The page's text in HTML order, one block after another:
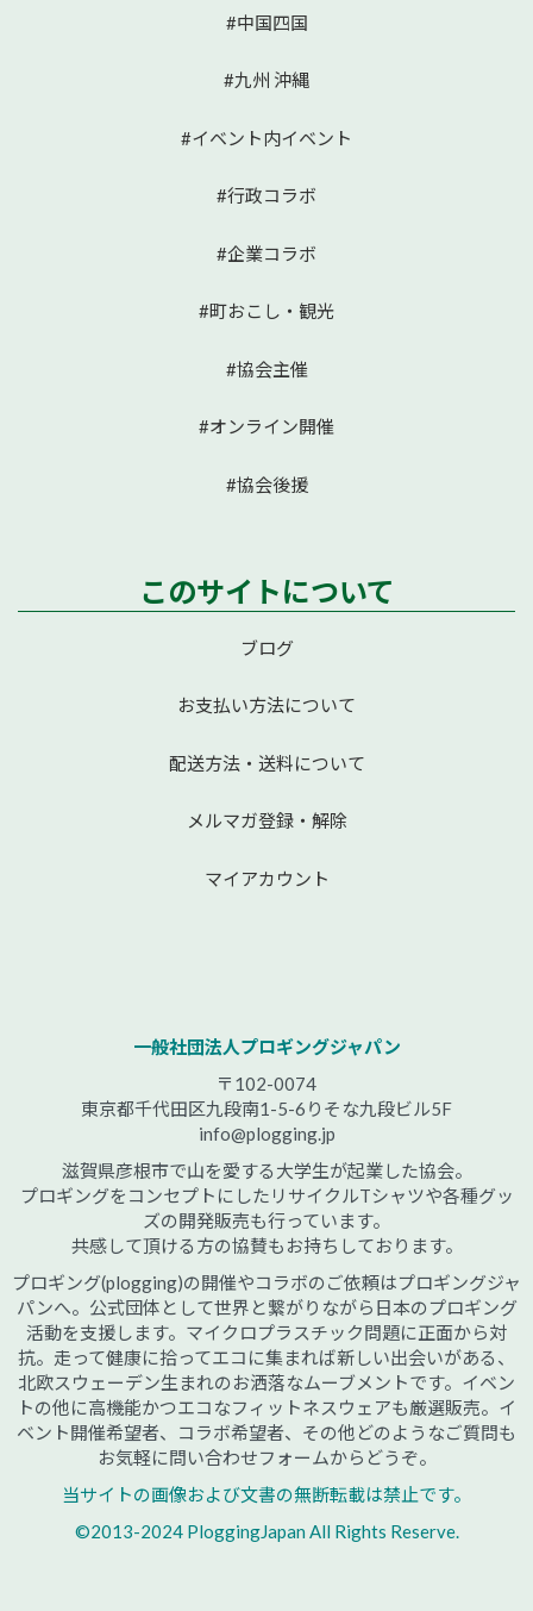
#中国四国
#九州 沖縄
#イベント内イベント
#行政コラボ
#企業コラボ
#町おこし・観光
#協会主催
#オンライン開催
#協会後援
このサイトについて
ブログ
お支払い方法について
配送方法・送料について
メルマガ登録・解除
マイアカウント
一般社団法人プロギングジャパン
〒102-0074
東京都千代田区九段南1-5-6りそな九段ビル5F
info@plogging.jp
滋賀県彦根市で山を愛する大学生が起業した協会。
プロギングをコンセプトにしたリサイクルTシャツや各種グッ
ズの開発販売も行っています。
共感して頂ける方の協賛もお持ちしております。
プロギング(plogging)の開催やコラボのご依頼はプロギングジャ
パンへ。公式団体として世界と繋がりながら日本のプロギング
活動を支援します。マイクロプラスチック問題に正面から対
抗。走って健康に拾ってエコに集まれば新しい出会いがある、
北欧スウェーデン生まれのお洒落なムーブメントです。イベン
トの他に高機能かつエコなフィットネスウェアも厳選販売。イ
ベント開催希望者、コラボ希望者、その他どのようなご質問も
お気軽に問い合わせフォームからどうぞ。
当サイトの画像および文書の無断転載は禁止です。
©2013-2024 PloggingJapan All Rights Reserve.